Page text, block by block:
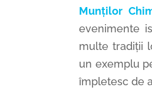
Munților
evenimente
multe tradiții
un exemplu
împletesc de